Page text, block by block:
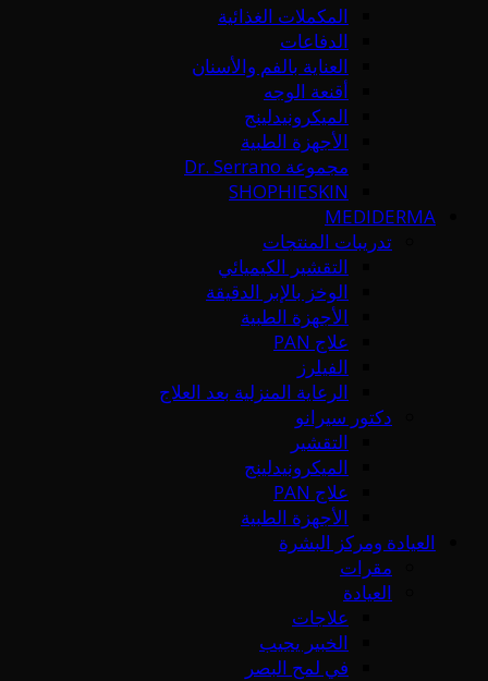
المكملات الغذائية
الدفاعات
العناية بالفم والأسنان
أقنعة الوجه
الميكرونيدلينج
الأجهزة الطبية
مجموعة Dr. Serrano
SHOPHIESKIN
MEDIDERMA
تدريبات المنتجات
التقشير الكيميائي
الوخز بالإبر الدقيقة
الأجهزة الطبية
علاج PAN
الفيلرز
الرعاية المنزلية بعد العلاج
دكتور سيرانو
التقشير
الميكرونيدلينج
علاج PAN
الأجهزة الطبية
العيادة ومركز البشرة
مقرات
العيادة
علاجات
الخبير يجيب
في لمح البصر